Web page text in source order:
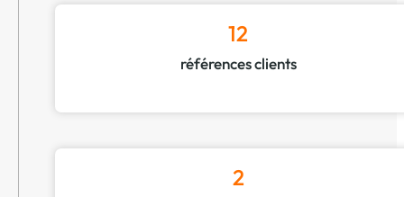
12
références clients
2